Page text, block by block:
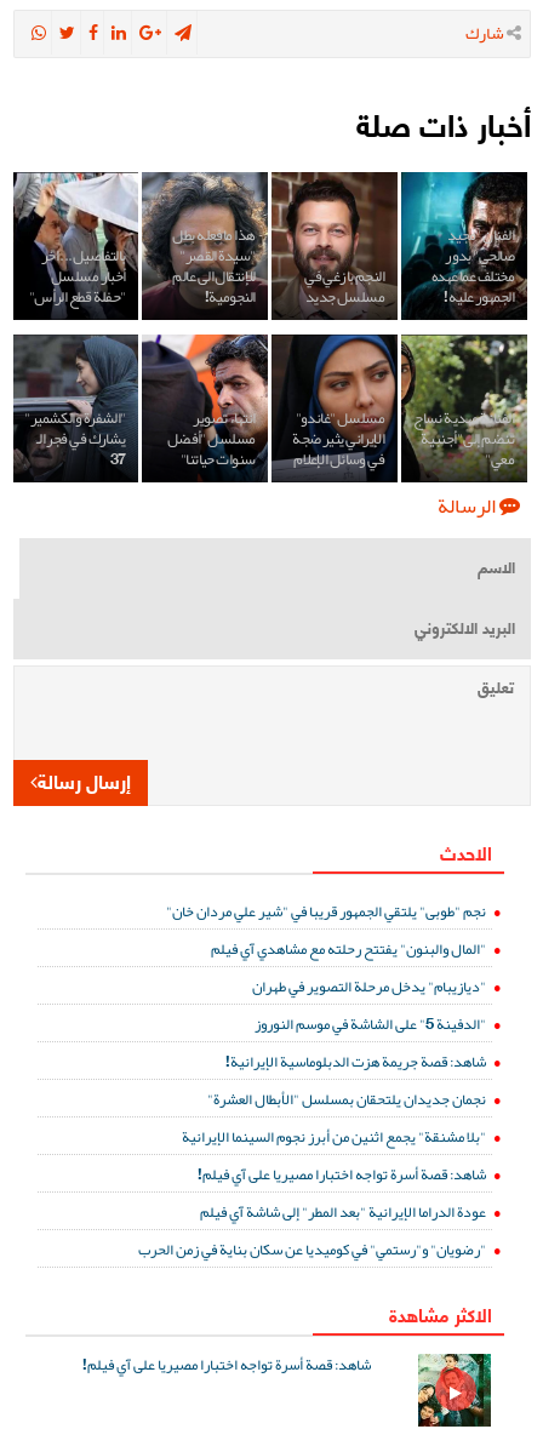
شارك
أخبار ذات صلة
الفنان "مجيد
صالحي" بدور
مختلف عما عهده
الجمهور عليه!
النجم بازغي في
مسلسل جديد
هذا مافعله بطل
"سيدة القصر"
للإنتقال الى عالم
النجومية!
بالتفاصيل... اخر
أخبار مسلسل
"حفلة قطع الرأس"
الفنانة مهدية نساج
تنضم إلى "أجنبية
معي"
مسلسل "غاندو"
الإيراني يثير ضجة
في وسائل الإعلام
انتهاء تصوير
مسلسل "أفضل
سنوات حياتنا"
"الشفرة والكشمير"
يشارك في فجر الـ
37
الرسالة
إرسال رسالة
الاحدث
نجم "طوبى" يلتقي الجمهور قريبا في "شير علي مردان خان"
"المال والبنون" يفتتح رحلته مع مشاهدي آي فيلم
"ديازيبام" يدخل مرحلة التصوير في طهران
"الدفينة 5" على الشاشة في موسم النوروز
شاهد: قصة جريمة هزت الدبلوماسية الإيرانية!
نجمان جديدان يلتحقان بمسلسل "الأبطال العشرة"
"بلا مشنقة" يجمع اثنين من أبرز نجوم السينما الإيرانية
شاهد: قصة أسرة تواجه اختبارا مصيريا على آي فيلم!
عودة الدراما الإيرانية "بعد المطر" إلى شاشة آي فيلم
"رضويان" و"رستمي" في كوميديا عن سكان بناية في زمن الحرب
الاكثر مشاهدة
شاهد: قصة أسرة تواجه اختبارا مصيريا على آي فيلم!